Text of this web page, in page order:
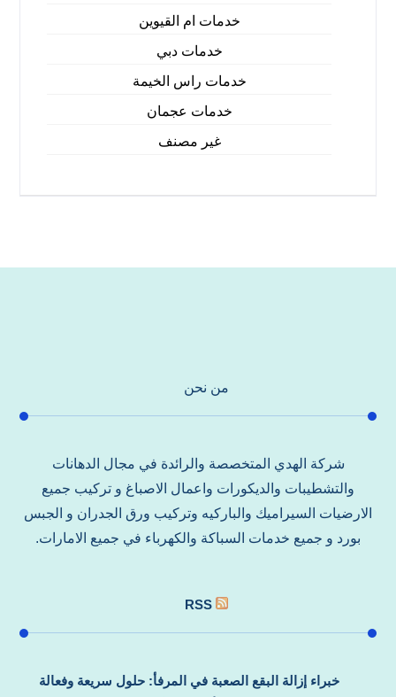
خدمات ام القيوين
خدمات دبي
خدمات راس الخيمة
خدمات عجمان
غير مصنف
من نحن
شركة الهدي المتخصصة والرائدة في مجال الدهانات
والتشطيبات والديكورات واعمال الاصباغ و تركيب جميع
الارضيات السيراميك والباركيه وتركيب ورق الجدران و الجبس
بورد و جميع خدمات السباكة والكهرباء في جميع الامارات.
RSS
خبراء إزالة البقع الصعبة في المرفأ: حلول سريعة وفعالة